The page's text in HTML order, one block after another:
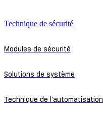
Technique de sécurité
Modules de sécurité
Solutions de système
Technique de l'automatisation